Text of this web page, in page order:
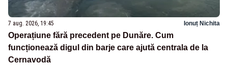
7 aug. 2026, 19:45 Ionuț Nichita
Operațiune fără precedent pe Dunăre. Cum
funcționează digul din barje care ajută centrala de la
Cernavodă